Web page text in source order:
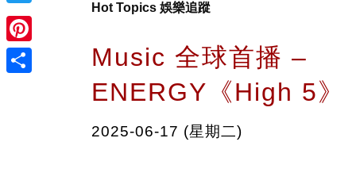
Twitter
Pinterest
Hot Topics 娛樂追蹤
Music 全球首播 –
ENERGY《High 5》
2025-06-17 (星期二)